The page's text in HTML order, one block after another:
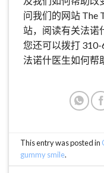
问我们的网站 The
站，阅读有关法诺
您还可以拨打
法诺什医生如何帮
This entry was posted in
gummy smile.